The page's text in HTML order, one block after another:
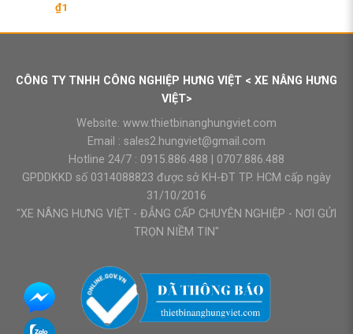
₫1
CÔNG TY TNHH CÔNG NGHIỆP HƯNG VIỆT < XE NÂNG HƯNG
VIỆT>
Website: www.thietbinanghungviet.com
Email : sales2.hungviet@gmail.com
Hotline 24/7 : 0915.886.488
0707.886.488
GPDDKKD số 0314088823 được sở KH-ĐT TP. HCM cấp ngày
31/10/2016
"XE NÂNG HƯNG VIỆT - ĐẲNG CẤP CHUYÊN NGHIỆP - NƠI GỬI
TRỌN NIỀM TIN"